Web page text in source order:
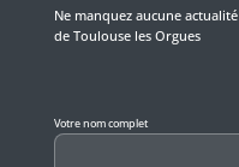
Ne manquez aucune actualité
de Toulouse les Orgues
Votre nom complet